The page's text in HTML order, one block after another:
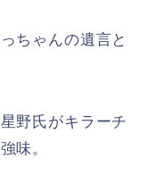
ちゃんの遺言と
野氏がキラーチ
味。